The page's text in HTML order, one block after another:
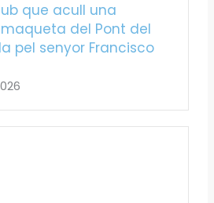
que acull una
del Pont del
pel senyor Francisco